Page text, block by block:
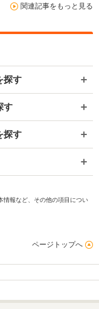
関連記事をもっと見る
探す
す
探す
情報など、その他の項目につい
ページトップへ